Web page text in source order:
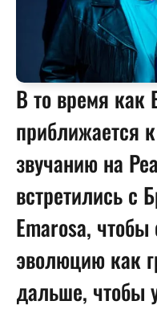
В то время как
приближается
звучанию на
встретились с
Emarosa, чтобы
эволюцию как
дальше, чтобы